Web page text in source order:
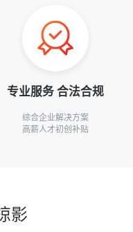
专业服务 合法合规
综合企业解决方案
高薪人才初创补贴
影